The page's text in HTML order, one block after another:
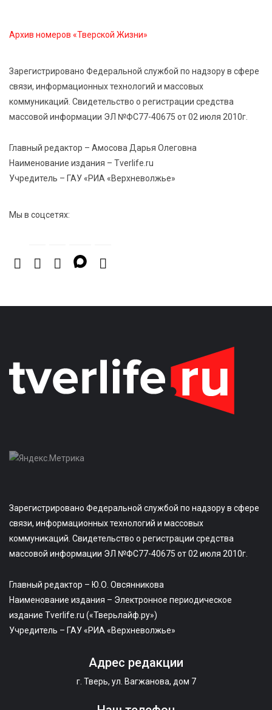
ленту по мотивам басни «Карась»
6 Авг 2026 13:38 428
спортивной столицей России
Архив номеров «Тверской Жизни»
Зарегистрировано Федеральной службой по надзору в сфере
связи, информационных технологий и массовых
коммуникаций. Свидетельство о регистрации средства
массовой информации ЭЛ №ФС77-40675 от 02 июля 2010г.
Главный редактор – Амосова Дарья Олеговна
Наименование издания – Tverlife.ru
Учредитель – ГАУ «РИА «Верхневолжье»
Мы в соцсетях:
Зарегистрировано Федеральной службой по надзору в сфере
связи, информационных технологий и массовых
коммуникаций. Свидетельство о регистрации средства
массовой информации ЭЛ №ФС77-40675 от 02 июля 2010г.
Главный редактор – Ю.О. Овсянникова
Наименование издания – Электронное периодическое
издание Tverlife.ru («Тверьлайф.ру»)
Учредитель – ГАУ «РИА «Верхневолжье»
Адрес редакции
г. Тверь, ул. Вагжанова, дом 7